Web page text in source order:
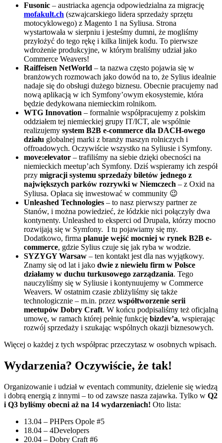
Fusonic – austriacka agencja odpowiedzialna za migrację
mofakult.ch (szwajcarskiego lidera sprzedaży sprzętu
motocyklowego) z Magento 1 na Syliusa. Strona
wystartowała w sierpniu i jesteśmy dumni, że mogliśmy
przyłożyć do tego rękę i kilka linijek kodu. To pierwsze
wdrożenie produkcyjne, w którym braliśmy udział jako
Commerce Weavers!
Raiffeisen NetWorld – ta nazwa często pojawia się w
branżowych rozmowach jako dowód na to, że Sylius idealnie
nadaje się do obsługi dużego biznesu. Obecnie pracujemy nad
nową aplikacją w ich Symfony’owym ekosystemie, która
będzie dedykowana niemieckim rolnikom.
WTG Innovation – formalnie współpracujemy z polskim
oddziałem tej niemieckiej grupy IT/ICT, ale wspólnie
realizujemy system B2B e-commerce dla DACH-owego
działu globalnej marki z branży maszyn rolniczych i
offroadowych. Oczywiście wszystko na Syliusie i Symfony.
move:elevator – trafiliśmy na siebie dzięki obecności na
niemieckich meetup’ach Symfony. Dziś wspieramy ich zespół
przy migracji systemu sprzedaży biletów jednego z
największych parków rozrywki w Niemczech – z Oxid na
Syliusa. Opłaca się inwestować w community 😉
Unleashed Technologies – to nasz pierwszy partner ze
Stanów, i można powiedzieć, że łódzkie nici połączyły dwa
kontynenty. Unleashed to eksperci od Drupala, którzy mocno
rozwijają się w Symfony. I tu pojawiamy się my.
Dodatkowo, firma planuje wejść mocniej w rynek B2B e-
commerce, gdzie Sylius czuje się jak ryba w wodzie.
SYZYGY Warsaw – ten kontakt jest dla nas wyjątkowy.
Znamy się od lat i jako dwie z niewielu firm w Polsce
działamy w duchu turkusowego zarządzania. Tego
nauczyliśmy się w Syliusie i kontynuujemy w Commerce
Weavers. W ostatnim czasie zbliżyliśmy się także
technologicznie – m.in. przez współtworzenie serii
meetupów Dobry Craft. W końcu podpisaliśmy też oficjalną
umowę, w ramach której pełnię funkcję bizdev’a, wspierając
rozwój sprzedaży i szukając wspólnych okazji biznesowych.
Więcej o każdej z tych współprac przeczytasz w osobnych wpisach.
Wydarzenia? Oczywiście, że tak!
Organizowanie i udział w eventach community, dzielenie się wiedzą
i dobrą energią z innymi – to od zawsze nasza zajawka. Tylko w Q2
i Q3 byliśmy obecni aż na 14 wydarzeniach! Oto lista:
13.04 – PHPers Opole #5
18.04 – 4Developers
20.04 – Dobry Craft #6